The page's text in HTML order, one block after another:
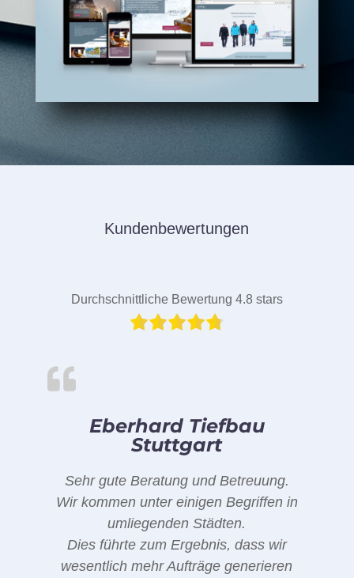
Kundenbewertungen
Durchschnittliche Bewertung 4.8 stars
Eberhard Tiefbau
Stuttgart
Sehr gute Beratung und Betreuung.
Wir kommen unter einigen Begriffen in
umliegenden Städten.
Dies führte zum Ergebnis, dass wir
wesentlich mehr Aufträge generieren